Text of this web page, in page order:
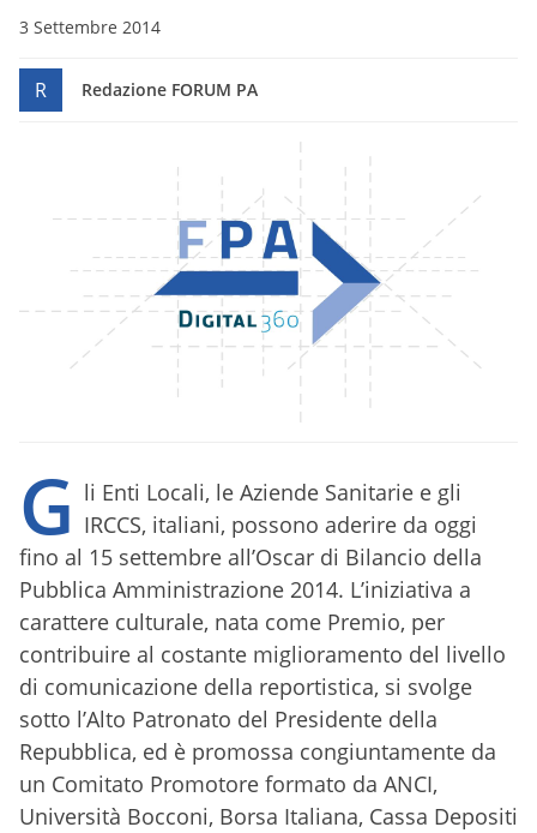
3 Settembre 2014
R Redazione FORUM PA
G li Enti Locali, le Aziende Sanitarie e gli
IRCCS, italiani, possono aderire da oggi
fino al 15 settembre all’Oscar di Bilancio della
Pubblica Amministrazione 2014. L’iniziativa a
carattere culturale, nata come Premio, per
contribuire al costante miglioramento del livello
di comunicazione della reportistica, si svolge
sotto l’Alto Patronato del Presidente della
Repubblica, ed è promossa congiuntamente da
un Comitato Promotore formato da ANCI,
Università Bocconi, Borsa Italiana, Cassa Depositi